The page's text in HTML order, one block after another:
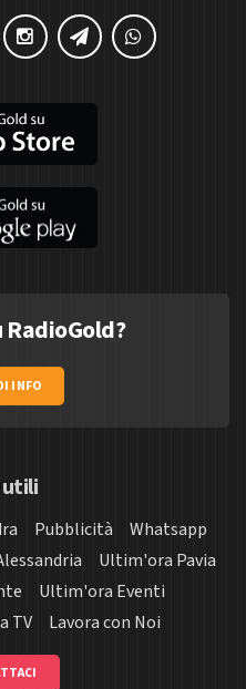
INFO
Pubblicità
Whatsapp
Ultim'ora Pavia
Ultim'ora Eventi
TV Lavora con Noi